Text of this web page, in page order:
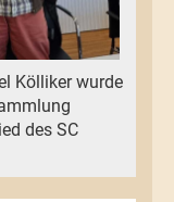
Kölliker wurde
des SC